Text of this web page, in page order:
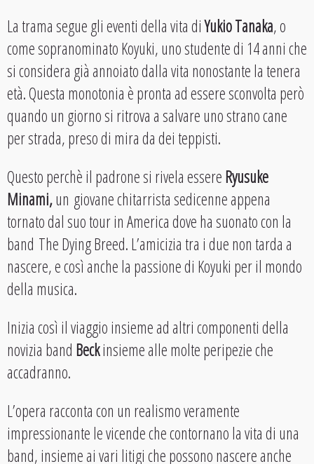
La trama segue gli eventi della vita diYukio Tanaka, o
come sopranominato Koyuki, uno studente di 14 anni che
si considera già annoiato dalla vita nonostante la tenera
età. Questa monotonia è pronta ad essere sconvolta però
quando un giorno si ritrova a salvare uno strano cane
per strada, preso di mira da dei teppisti.
Questo perchè il padrone si rivela essereRyusuke
Minami,un giovane chitarrista sedicenne appena
tornato dal suo tour in America dove ha suonato con la
band The Dying Breed. L’amicizia tra i due non tarda a
nascere, e così anche la passione di Koyuki per il mondo
della musica.
Inizia così il viaggio insieme ad altri componenti della
novizia band Beckinsieme alle molte peripezie che
accadranno.
L’opera racconta con un realismo veramente
impressionante le vicende che contornano la vita di una
band, insieme ai vari litigi che possono nascere anche